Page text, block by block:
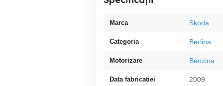
Marca Skoda
Categoria Berlina
Motorizare Benzina
Data fabricatiei 2009